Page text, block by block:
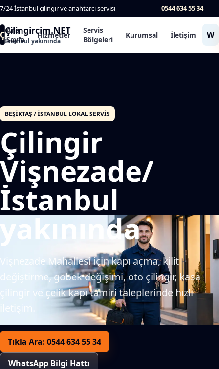
7/24 İstanbul çilingir ve anahtarcı servisi 0544 634 55 34
ÇÇilingircim.NET
İstanbul yakınında
Ana
Sayfa
Hizmetler
Servis
Bölgeleri
Kurumsal İletişim W
BEŞIKTAŞ / İSTANBUL LOKAL SERVIS
Çilingir
Vişnezade/
İstanbul
yakınında
Vişnezade Mahallesi için kapı açma, kilit
değiştirme, göbek değişimi, oto çilingir, kasa
çilingir ve çelik kapı tamiri taleplerinde hızlı
iletişim.
Tıkla Ara: 0544 634 55 34
WhatsApp Bilgi Hattı